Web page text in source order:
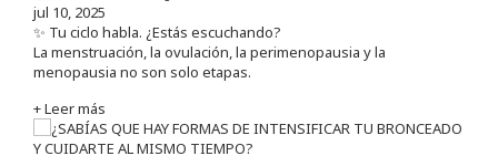
jul 10, 2025
✨ Tu ciclo habla. ¿Estás escuchando?
La menstruación, la ovulación, la perimenopausia y la
menopausia no son solo etapas.
+ Leer más